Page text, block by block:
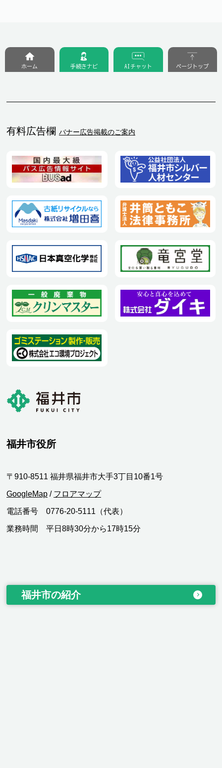
有料広告欄 バナー広告掲載のご案内
ホーム 手続きナビ AIチャット ページトップ
福井市役所
〒910-8511 福井県福井市大手3丁目10番1号
GoogleMap / フロアマップ
電話番号 0776-20-5111（代表）
業務時間 平日8時30分から17時15分
福井市の紹介